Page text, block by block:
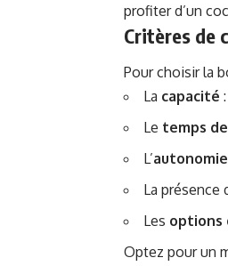
profiter d’un
Critères de
Pour choisir la
La capacité
Le temps
L’autonomie
La présence
Les options
Optez pour un